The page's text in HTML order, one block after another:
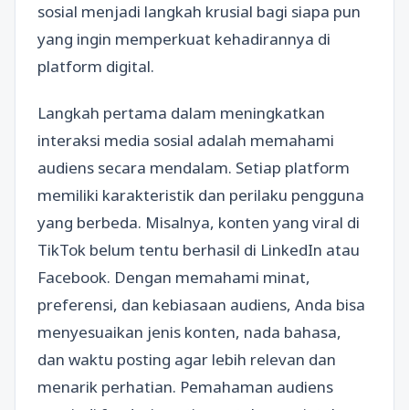
sosial menjadi langkah krusial bagi siapa pun
yang ingin memperkuat kehadirannya di
platform digital.
Langkah pertama dalam meningkatkan
interaksi media sosial adalah memahami
audiens secara mendalam. Setiap platform
memiliki karakteristik dan perilaku pengguna
yang berbeda. Misalnya, konten yang viral di
TikTok belum tentu berhasil di LinkedIn atau
Facebook. Dengan memahami minat,
preferensi, dan kebiasaan audiens, Anda bisa
menyesuaikan jenis konten, nada bahasa,
dan waktu posting agar lebih relevan dan
menarik perhatian. Pemahaman audiens